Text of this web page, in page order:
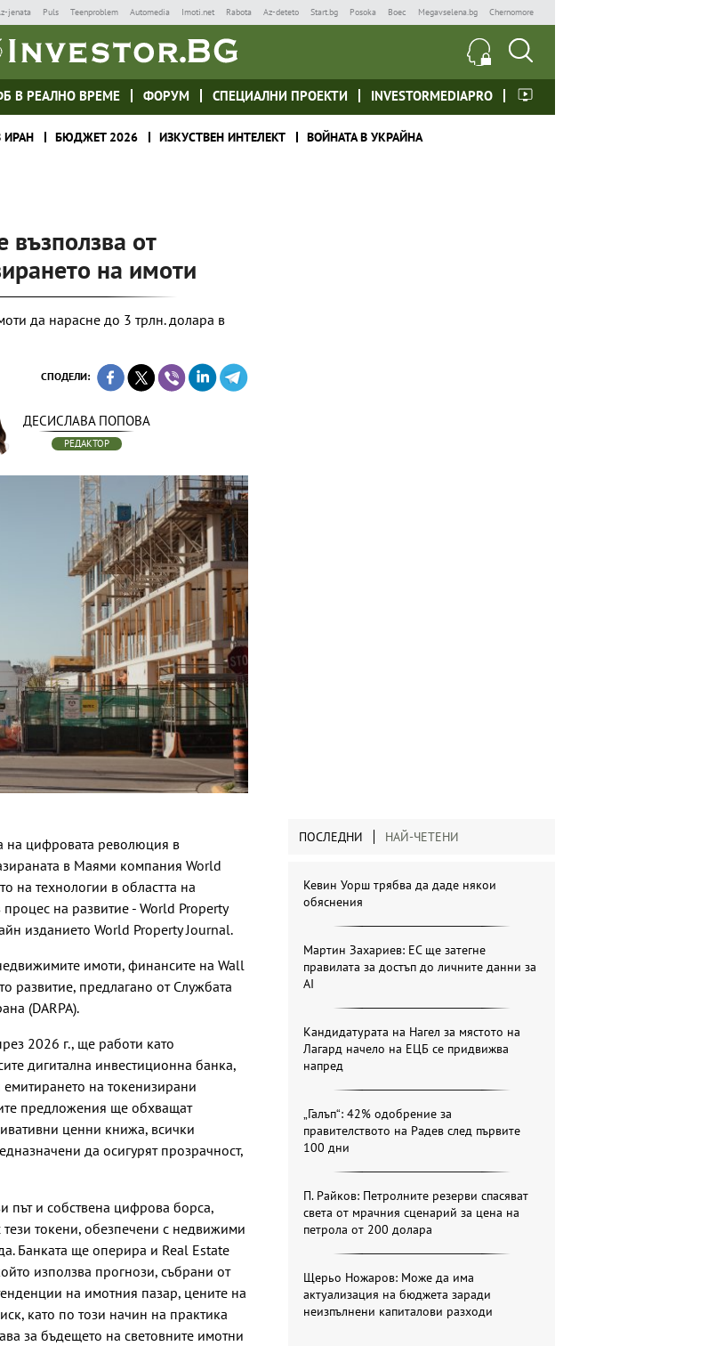
jenata Puls Teenproblem Automedia Imoti.net Rabota Az-deteto Start.bg Posoka Boec Megavselena.bg Chernomore
В РЕАЛНО ВРЕМЕ ФОРУМ СПЕЦИАЛНИ ПРОЕКТИ INVESTORMEDIAPRO
ИРАН БЮДЖЕТ 2026 ИЗКУСТВЕН ИНТЕЛЕКТ ВОЙНАТА В УКРАЙНА
възползва от
на имоти
да нарасне до 3 трлн. долара в
СПОДЕЛИ:
ДЕСИСЛАВА ПОПОВА
РЕДАКТОР
на цифровата революция в
в Маями компания World
на технологии в областта на
на развитие - World Property
изданието World Property Journal.
имоти, финансите на Wall
развитие, предлагано от Службата
(DARPA).
2026 г., ще работи като
дигитална инвестиционна банка,
емитирането на токенизирани
предложения ще обхващат
ценни книжа, всички
да осигурят прозрачност,
път и собствена цифрова борса,
тези токени, обезпечени с недвижими
Банката ще оперира и Real Estate
използва прогнози, събрани от
на имотния пазар, цените на
като по този начин на практика
за бъдещето на световните имотни
ПОСЛЕДНИ НАЙ-ЧЕТЕНИ
Кевин Уорш трябва да даде някои
обяснения
Мартин Захариев: ЕС ще затегне
правилата за достъп до личните данни за
AI
Кандидатурата на Нагел за мястото на
Лагард начело на ЕЦБ се придвижва
напред
„Галъп“: 42% одобрение за
правителството на Радев след първите
100 дни
П. Райков: Петролните резерви спасяват
света от мрачния сценарий за цена на
петрола от 200 долара
Щерьо Ножаров: Може да има
актуализация на бюджета заради
неизпълнени капиталови разходи